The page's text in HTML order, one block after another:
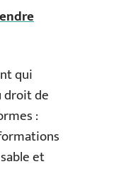
qui
droit de
:
et